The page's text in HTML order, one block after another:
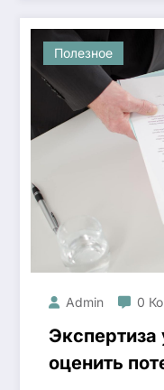
Полезное
Admin 0
оценить